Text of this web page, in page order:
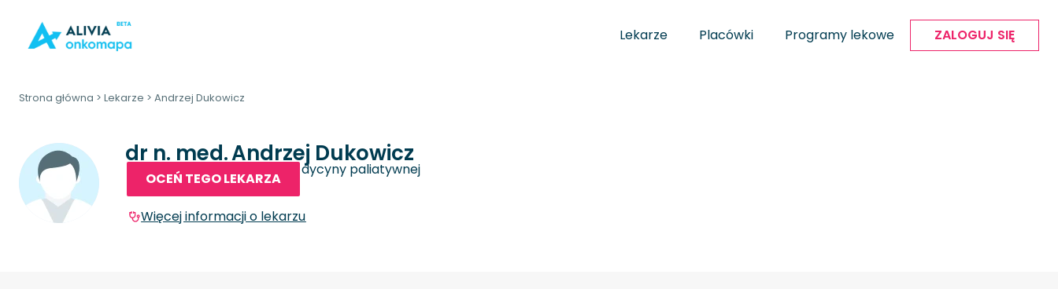
Lekarze Placówki Programy lekowe ZALOGUJ SIĘ
Strona główna > Lekarze > Andrzej Dukowicz
dr n. med.Andrzej Dukowicz
Onkolog kliniczny, Lekarz medycyny paliatywnej
OCEŃ TEGO LEKARZA
Więcej informacji o lekarzu